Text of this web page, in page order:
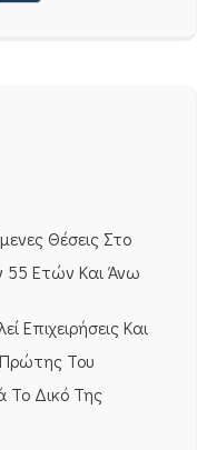
Θέσεις Στο
55 Ετών Και Άνω
Επιχειρήσεις Και
Του
Το Δικό Της